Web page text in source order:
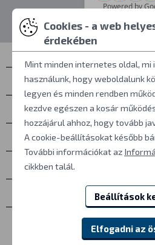
Powered by
Névjegyek
Személyes átvétel
Mindent a vásárlásról
További információk
Cookies - a web
érdekében
Mint minden internetes oldal, mi
használunk, hogy weboldalunk
legyen és minden rendben
kezdve egészen a kosár
hozzájárul ahhoz, hogy tovább
A cookie-beállításokat később
További információkat az
cikkben talál.
Beállítások
Elfogadni az